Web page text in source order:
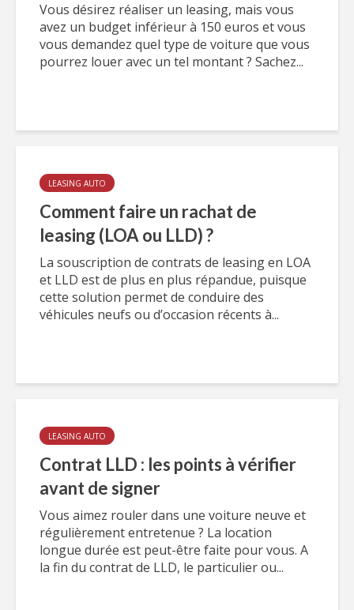
Vous désirez réaliser un leasing, mais vous
avez un budget inférieur à 150 euros et vous
vous demandez quel type de voiture que vous
pourrez louer avec un tel montant ? Sachez...
LEASING AUTO
Comment faire un rachat de
leasing (LOA ou LLD) ?
La souscription de contrats de leasing en LOA
et LLD est de plus en plus répandue, puisque
cette solution permet de conduire des
véhicules neufs ou d’occasion récents à...
LEASING AUTO
Contrat LLD : les points à vérifier
avant de signer
Vous aimez rouler dans une voiture neuve et
régulièrement entretenue ? La location
longue durée est peut-être faite pour vous. A
la fin du contrat de LLD, le particulier ou...